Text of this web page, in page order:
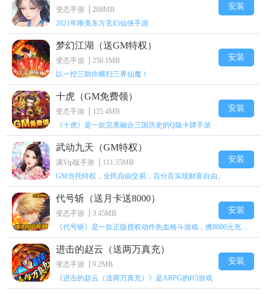
变态手游
268MB
2021年唯美东方玄幻仙侠手游
安装
梦幻江湖（送GM特权）
变态手游
250.1MB
以一控三助你横扫三界仙魔！
安装
十虎（GM免费领）
变态手游
125.4MB
《十虎》是一款完美融合三国历史的Q版卡牌手游
安装
武动九天（GM特权）
满Vip版手游
111.55MB
GM当托特权，全民自由交易，百分百实现财富自由。
安装
代号斩（送月卡送8000）
变态手游
3.45MB
安装
进击的赵云（送两万真充）
变态手游
9.2MB
《进击的赵云（送两万真充）》是ARPG的H5游戏
安装